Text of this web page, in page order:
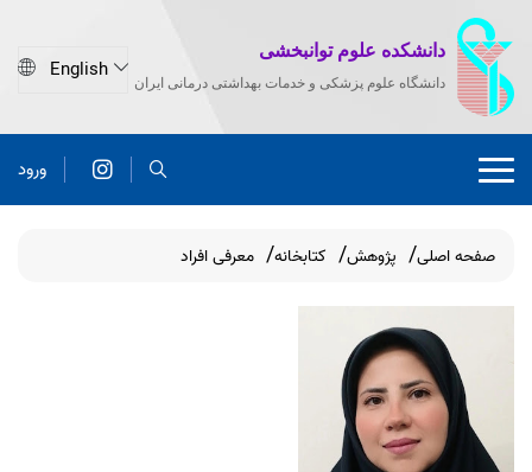
دانشکده علوم توانبخشی
دانشگاه علوم پزشکی و خدمات بهداشتی درمانی ایران
ورود
صفحه اصلی پژوهش کتابخانه معرفی افراد